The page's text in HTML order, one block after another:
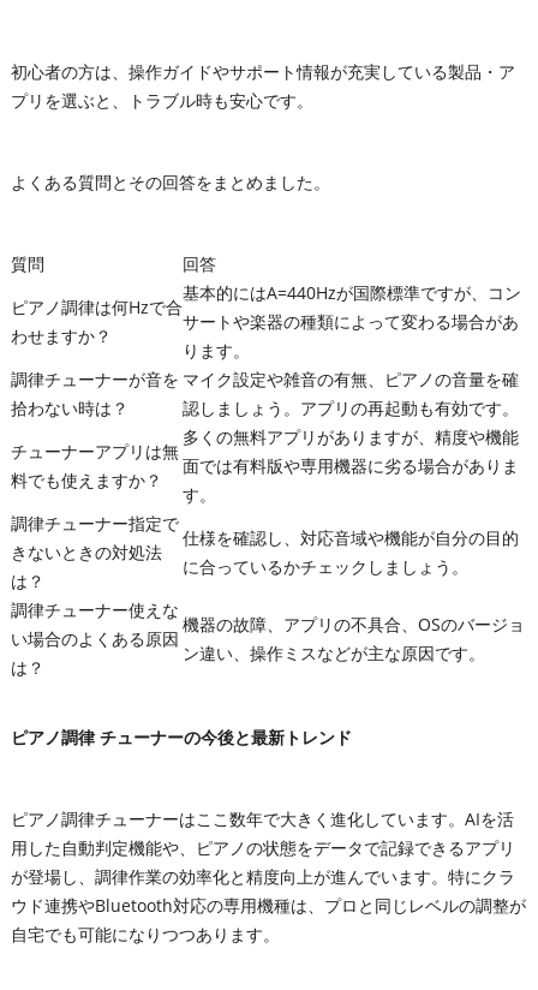
初心者の方は、操作ガイドやサポート情報が充実している製品・ア
プリを選ぶと、トラブル時も安心です。
よくある質問とその回答をまとめました。
質問
回答
ピアノ調律は何Hzで合
わせますか？
基本的にはA=440Hzが国際標準ですが、コン
サートや楽器の種類によって変わる場合があ
ります。
調律チューナーが音を
拾わない時は？
マイク設定や雑音の有無、ピアノの音量を確
認しましょう。アプリの再起動も有効です。
チューナーアプリは無
料でも使えますか？
多くの無料アプリがありますが、精度や機能
面では有料版や専用機器に劣る場合がありま
す。
調律チューナー指定で
きないときの対処法
は？
仕様を確認し、対応音域や機能が自分の目的
に合っているかチェックしましょう。
調律チューナー使えな
い場合のよくある原因
は？
機器の故障、アプリの不具合、OSのバージョ
ン違い、操作ミスなどが主な原因です。
ピアノ調律 チューナーの今後と最新トレンド
ピアノ調律チューナーはここ数年で大きく進化しています。AIを活
用した自動判定機能や、ピアノの状態をデータで記録できるアプリ
が登場し、調律作業の効率化と精度向上が進んでいます。特にクラ
ウド連携やBluetooth対応の専用機種は、プロと同じレベルの調整が
自宅でも可能になりつつあります。